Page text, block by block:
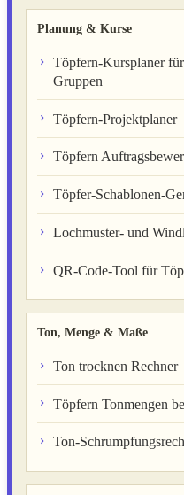
Planung & Kurse
Töpfern-Kursplaner
Gruppen
Töpfern-Projektplaner
Töpfern
Töpfer-Schablonen-
Lochmuster- und
QR-Code-Tool für
Ton, Menge & Maße
Ton trocknen Rechner
Töpfern Tonmengen
Ton-